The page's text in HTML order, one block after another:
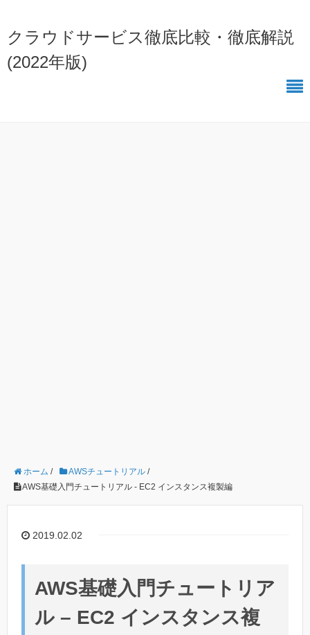
クラウドサービス徹底比較・徹底解説
(2022年版)
ホーム / AWSチュートリアル /
AWS基礎入門チュートリアル - EC2 インスタンス複製編
2019.02.02
AWS基礎入門チュートリア
ル – EC2 インスタンス複